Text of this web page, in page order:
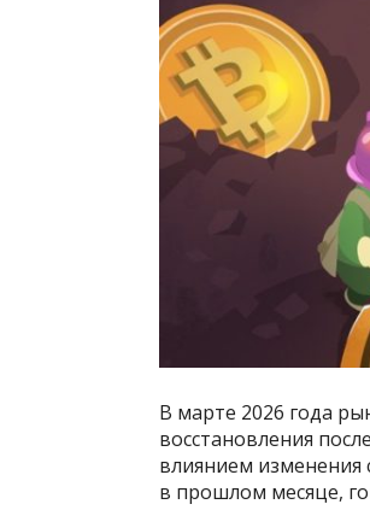
В марте 2026 года
восстановления
влиянием изменения
в прошлом месяце,